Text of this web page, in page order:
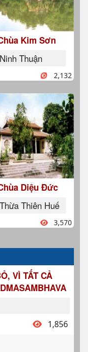
Kim Sơn
Ninh Thuận
2,132
Diệu Đức
Thừa Thiên Huế
3,570
VÌ TẤT CẢ
1,856